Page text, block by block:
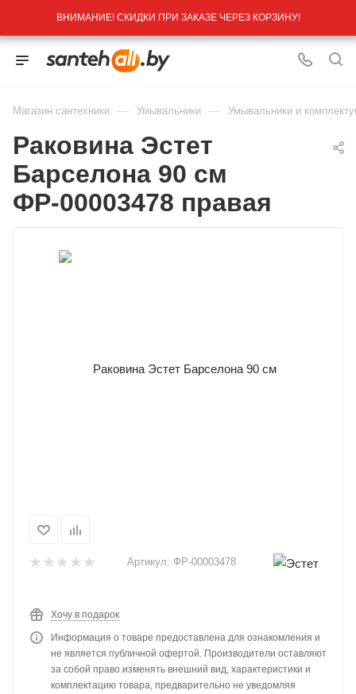
ВНИМАНИЕ! СКИДКИ ПРИ ЗАКАЗЕ ЧЕРЕЗ КОРЗИНУ!
Магазин сантехники — Умывальники — Умывальники и
Раковина Эстет
Барселона 90 см
ФР-00003478 правая
Артикул: ФР-00003478
Хочу в подарок
Информация о товаре предоставлена для ознакомления и
не является публичной офертой. Производители оставляют
за собой право изменять внешний вид, характеристики и
комплектацию товара, предварительно не уведомляя